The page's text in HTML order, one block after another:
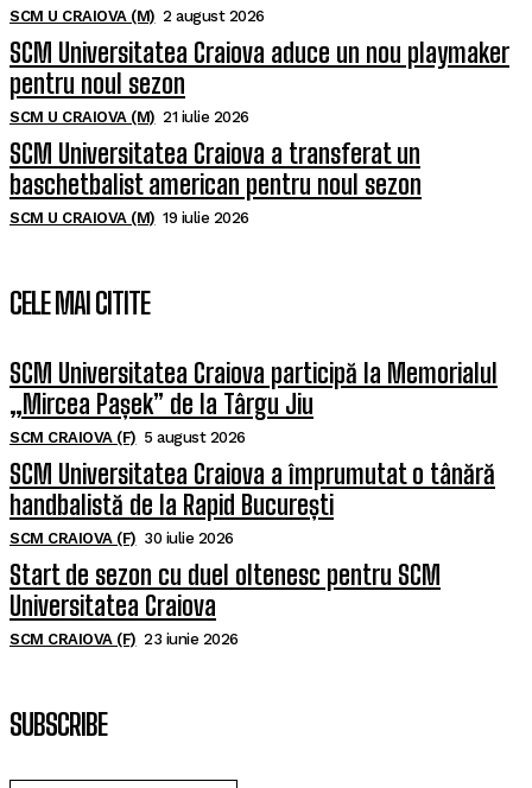
SCM U CRAIOVA (M) 2 august 2026
SCM Universitatea Craiova aduce un nou playmaker
pentru noul sezon
SCM U CRAIOVA (M) 21 iulie 2026
SCM Universitatea Craiova a transferat un
baschetbalist american pentru noul sezon
SCM U CRAIOVA (M) 19 iulie 2026
CELE MAI CITITE
SCM Universitatea Craiova participă la Memorialul
„Mircea Pașek” de la Târgu Jiu
SCM CRAIOVA (F) 5 august 2026
SCM Universitatea Craiova a împrumutat o tânără
handbalistă de la Rapid București
SCM CRAIOVA (F) 30 iulie 2026
Start de sezon cu duel oltenesc pentru SCM
Universitatea Craiova
SCM CRAIOVA (F) 23 iunie 2026
SUBSCRIBE